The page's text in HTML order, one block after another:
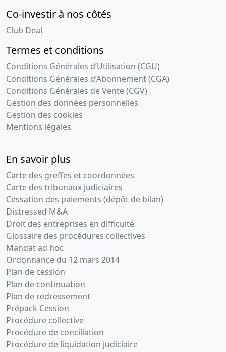
Co-investir à nos côtés
Club Deal
Termes et conditions
Conditions Générales d’Utilisation (CGU)
Conditions Générales d’Abonnement (CGA)
Conditions Générales de Vente (CGV)
Gestion des données personnelles
Gestion des cookies
Mentions légales
En savoir plus
Carte des greffes et coordonnées
Carte des tribunaux judiciaires
Cessation des paiements (dépôt de bilan)
Distressed M&A
Droit des entreprises en difficulté
Glossaire des procédures collectives
Mandat ad hoc
Ordonnance du 12 mars 2014
Plan de cession
Plan de continuation
Plan de redressement
Prépack Cession
Procédure collective
Procédure de conciliation
Procédure de liquidation judiciaire